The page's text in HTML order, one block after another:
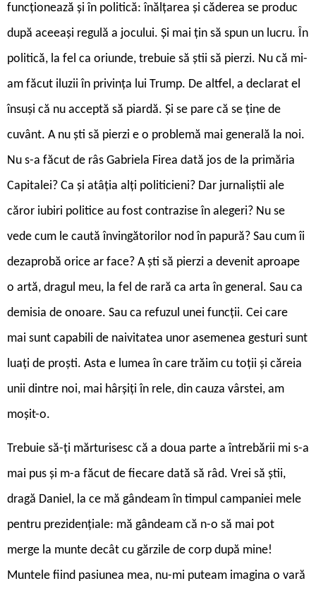
funcționează și în politică: înălțarea și căderea se produc
după aceeași regulă a jocului. Și mai țin să spun un lucru. În
politică, la fel ca oriunde, trebuie să știi să pierzi. Nu că mi-
am făcut iluzii în privința lui Trump. De altfel, a declarat el
însuși că nu acceptă să piardă. Și se pare că se ține de
cuvânt. A nu ști să pierzi e o problemă mai generală la noi.
Nu s-a făcut de râs Gabriela Firea dată jos de la primăria
Capitalei? Ca și atâția alți politicieni? Dar jurnaliștii ale
căror iubiri politice au fost contrazise în alegeri? Nu se
vede cum le caută învingătorilor nod în papură? Sau cum îi
dezaprobă orice ar face? A ști să pierzi a devenit aproape
o artă, dragul meu, la fel de rară ca arta în general. Sau ca
demisia de onoare. Sau ca refuzul unei funcții. Cei care
mai sunt capabili de naivitatea unor asemenea gesturi sunt
luați de proști. Asta e lumea în care trăim cu toții și căreia
unii dintre noi, mai hârșiți în rele, din cauza vârstei, am
moșit-o.
Trebuie să-ți mărturisesc că a doua parte a întrebării mi s-a
mai pus și m-a făcut de fiecare dată să râd. Vrei să știi,
dragă Daniel, la ce mă gândeam în timpul campaniei mele
pentru prezidențiale: mă gândeam că n-o să mai pot
merge la munte decât cu gărzile de corp după mine!
Muntele fiind pasiunea mea, nu-mi puteam imagina o vară